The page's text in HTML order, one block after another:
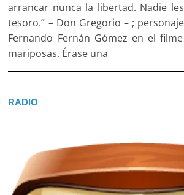
arrancar nunca la libertad. Nadie
tesoro.” – Don Gregorio – ;
Fernando Fernán Gómez en el
mariposas. Érase una
RADIO